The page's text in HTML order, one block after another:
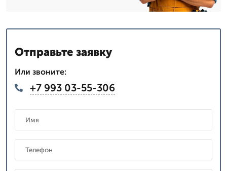
Отправьте заявку
Или звоните:
+7 993 03-55-306